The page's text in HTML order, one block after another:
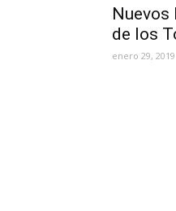
Nuevos
de los
enero 29, 2019